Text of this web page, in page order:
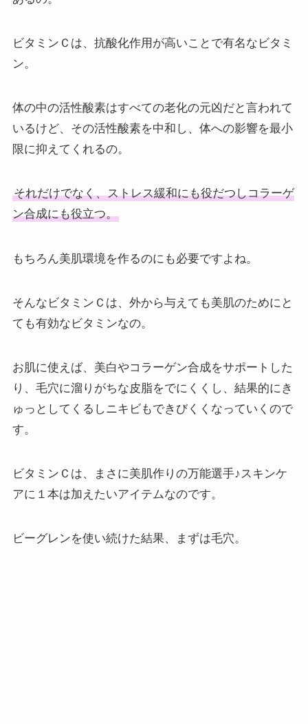
ビタミンＣは、抗酸化作用が高いことで有名なビタミ
ン。
体の中の活性酸素はすべての老化の元凶だと言われて
いるけど、その活性酸素を中和し、体への影響を最小
限に抑えてくれるの。
それだけでなく、ストレス緩和にも役だつしコラーゲ
ン合成にも役立つ。
もちろん美肌環境を作るのにも必要ですよね。
そんなビタミンＣは、外から与えても美肌のためにと
ても有効なビタミンなの。
お肌に使えば、美白やコラーゲン合成をサポートした
り、毛穴に溜りがちな皮脂をでにくくし、結果的にき
ゅっとしてくるしニキビもできびくくなっていくので
す。
ビタミンＣは、まさに美肌作りの万能選手♪スキンケ
アに１本は加えたいアイテムなのです。
ビーグレンを使い続けた結果、まずは毛穴。